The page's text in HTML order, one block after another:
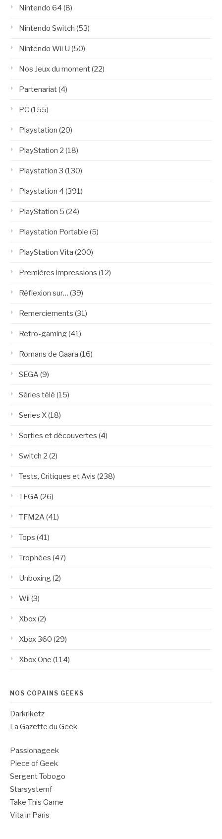
Nintendo 64 (8)
Nintendo Switch (53)
Nintendo Wii U (50)
Nos Jeux du moment(22)
Partenariat(4)
PC(155)
Playstation (20)
PlayStation 2 (18)
Playstation 3 (130)
Playstation 4 (391)
PlayStation 5 (24)
Playstation Portable (5)
PlayStation Vita (200)
Premières impressions (12)
Réflexion sur… (39)
Remerciements (31)
Retro-gaming(41)
Romans de Gaara (16)
SEGA(9)
Séries télé (15)
Series X(18)
Sorties et découvertes (4)
Switch 2 (2)
Tests, Critiques et Avis (238)
TFGA(26)
TFM2A(41)
Tops (41)
Trophées (47)
Unboxing(2)
Wii (3)
Xbox(2)
Xbox 360 (29)
Xbox One (114)
NOS COPAINS GEEKS
Darkriketz
La Gazette du Geek
Passionageek
Piece of Geek
Sergent Tobogo
Starsystemf
Take This Game
Vita in Paris